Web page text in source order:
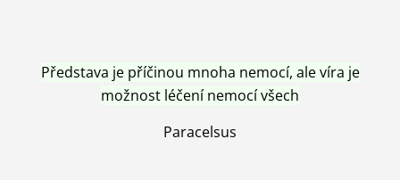
Představa je příčinou mnoha nemocí, ale víra je
možnost léčení nemocí všech
Paracelsus